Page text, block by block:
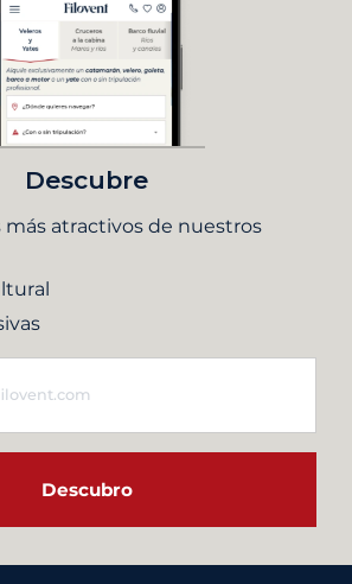
Descubre
más atractivos de nuestros
Descubro